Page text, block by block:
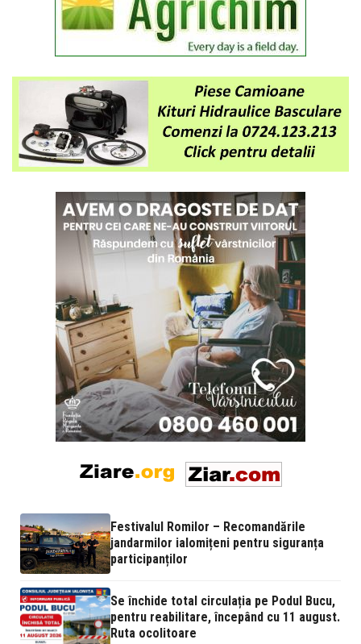
Festivalul Romilor – Recomandările
jandarmilor ialomițeni pentru siguranța
participanților
Se închide total circulația pe Podul Bucu,
pentru reabilitare, începând cu 11 august.
Ruta ocolitoare